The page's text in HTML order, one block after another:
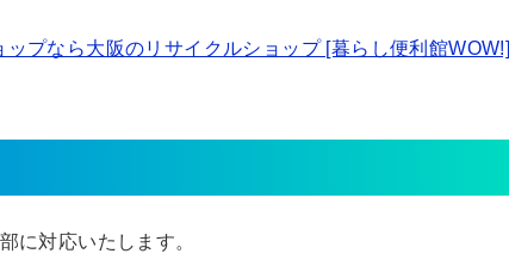
ップなら大阪のリサイクルショップ [暮らし便利館WOW!]
に対応いたします。